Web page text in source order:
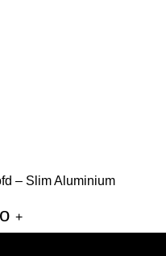
– Slim Aluminium
+